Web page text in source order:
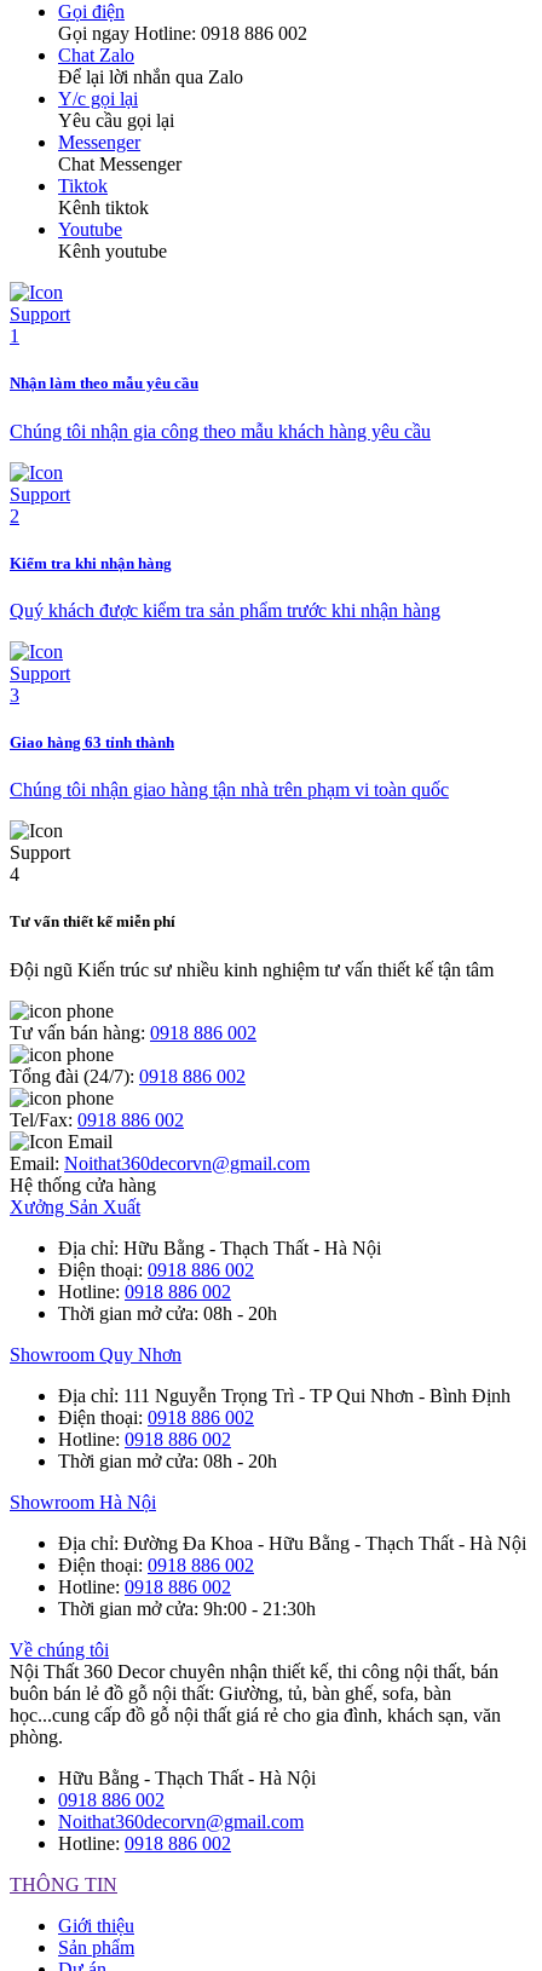
Gọi điện
Gọi ngay Hotline: 0918 886 002
Chat Zalo
Để lại lời nhắn qua Zalo
Y/c gọi lại
Yêu cầu gọi lại
Messenger
Chat Messenger
Tiktok
Kênh tiktok
Youtube
Kênh youtube
Nhận làm theo mẫu yêu cầu
Chúng tôi nhận gia công theo mẫu khách hàng yêu cầu
Kiểm tra khi nhận hàng
Quý khách được kiểm tra sản phẩm trước khi nhận hàng
Giao hàng 63 tỉnh thành
Chúng tôi nhận giao hàng tận nhà trên phạm vi toàn quốc
Tư vấn thiết kế miễn phí
Đội ngũ Kiến trúc sư nhiều kinh nghiệm tư vấn thiết kế tận tâm
Tư vấn bán hàng: 0918 886 002
Tổng đài (24/7): 0918 886 002
Tel/Fax: 0918 886 002
Email: Noithat360decorvn@gmail.com
Hệ thống cửa hàng
Xưởng Sản Xuất
Địa chỉ: Hữu Bằng - Thạch Thất - Hà Nội
Điện thoại: 0918 886 002
Hotline: 0918 886 002
Thời gian mở cửa: 08h - 20h
Showroom Quy Nhơn
Địa chỉ: 111 Nguyễn Trọng Trì - TP Qui Nhơn - Bình Định
Điện thoại: 0918 886 002
Hotline: 0918 886 002
Thời gian mở cửa: 08h - 20h
Showroom Hà Nội
Địa chỉ: Đường Đa Khoa - Hữu Bằng - Thạch Thất - Hà Nội
Điện thoại: 0918 886 002
Hotline: 0918 886 002
Thời gian mở cửa: 9h:00 - 21:30h
Về chúng tôi
Nội Thất 360 Decor chuyên nhận thiết kế, thi công nội thất, bán
buôn bán lẻ đồ gỗ nội thất: Giường, tủ, bàn ghế, sofa, bàn
học...cung cấp đồ gỗ nội thất giá rẻ cho gia đình, khách sạn, văn
phòng.
Hữu Bằng - Thạch Thất - Hà Nội
0918 886 002
Noithat360decorvn@gmail.com
Hotline: 0918 886 002
THÔNG TIN
Giới thiệu
Sản phẩm